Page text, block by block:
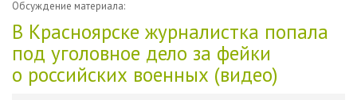
Обсуждение материала:
В Красноярске журналистка попала
под уголовное дело за фейки
о российских военных (видео)